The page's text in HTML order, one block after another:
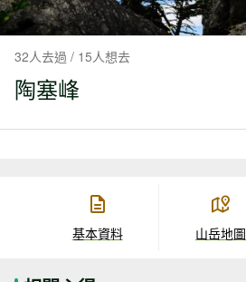
32人去過 / 15人想去
陶塞峰
基本資料 山岳地圖